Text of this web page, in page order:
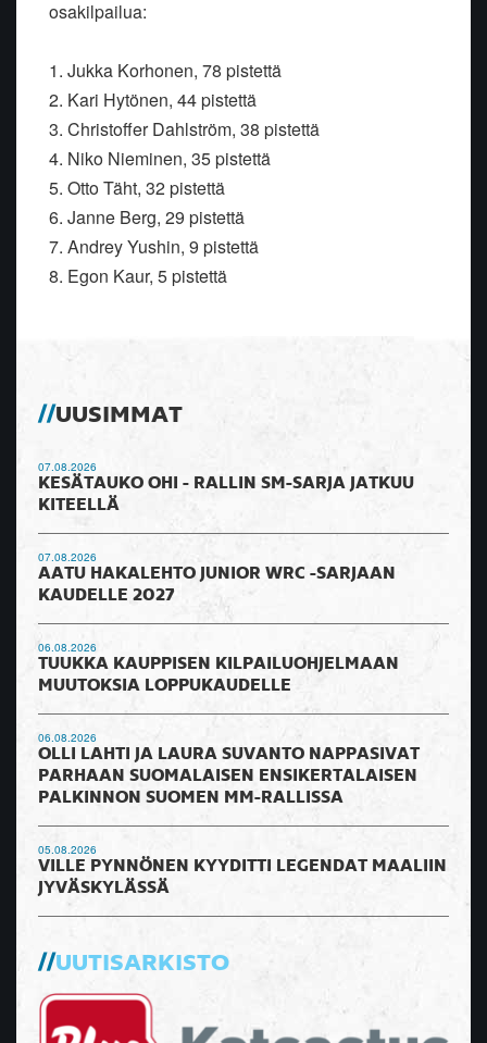
osakilpailua:
1. Jukka Korhonen, 78 pistettä
2. Kari Hytönen, 44 pistettä
3. Christoffer Dahlström, 38 pistettä
4. Niko Nieminen, 35 pistettä
5. Otto Täht, 32 pistettä
6. Janne Berg, 29 pistettä
7. Andrey Yushin, 9 pistettä
8. Egon Kaur, 5 pistettä
UUSIMMAT
07.08.2026
KESÄTAUKO OHI - RALLIN SM-SARJA JATKUU
KITEELLÄ
07.08.2026
AATU HAKALEHTO JUNIOR WRC -SARJAAN
KAUDELLE 2027
06.08.2026
TUUKKA KAUPPISEN KILPAILUOHJELMAAN
MUUTOKSIA LOPPUKAUDELLE
06.08.2026
OLLI LAHTI JA LAURA SUVANTO NAPPASIVAT
PARHAAN SUOMALAISEN ENSIKERTALAISEN
PALKINNON SUOMEN MM-RALLISSA
05.08.2026
VILLE PYNNÖNEN KYYDITTI LEGENDAT MAALIIN
JYVÄSKYLÄSSÄ
UUTISARKISTO